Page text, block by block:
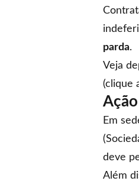
parda.
Veja
(clique
Em
deve
Além